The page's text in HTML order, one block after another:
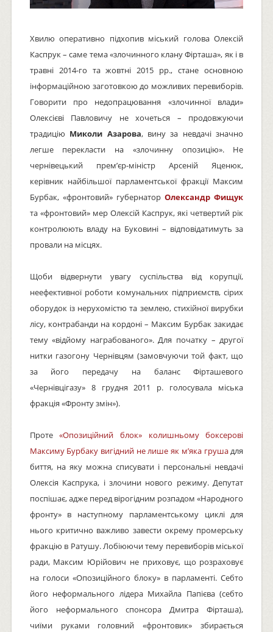
Хвилю оперативно підхопив міський голова Олексій
Каспрук – саме тема «злочинного клану Фірташа», як і в
травні 2014-го та жовтні 2015 рр., стане основною
інформаційною заготовкою до можливих перевиборів.
Говорити про недопрацювання «злочинної влади»
Олексієві Павловичу не хочеться – продовжуючи
традицію Миколи Азарова, вину за невдачі значно
легше перекласти на «злочинну опозицію». Не
чернівецький прем’єр-міністр Арсеній Яценюк,
керівник найбільшої парламентської фракції Максим
Бурбак, «фронтовий» губернаторОлександр Фищук
та «фронтовий» мер Олексій Каспрук, які четвертий рік
контролюють владу на Буковині – відповідатимуть за
провали на місцях.
Щоби відвернути увагу суспільства від корупції,
неефективної роботи комунальних підприємств, сірих
оборудок із нерухомістю та землею, стихійної вирубки
лісу, контрабанди на кордоні – Максим Бурбак закидає
тему «відйому награбованого». Для початку – другої
нитки газогону Чернівцям (замовчуючи той факт, що
за його передачу на баланс Фірташевого
«Чернівцігазу» 8 грудня 2011 р. голосувала міська
фракція «Фронту змін»).
Проте«Опозиційний блок» колишньому боксерові
Максиму Бурбаку вигідний не лише як м’яка грушадля
биття, на яку можна списувати і персональні невдачі
Олексія Каспрука, і злочини нового режиму. Депутат
поспішає, адже перед вірогідним розпадом «Народного
фронту» в наступному парламентському циклі для
нього критично важливо завести окрему промерську
фракцію в Ратушу. Лобіюючи тему перевиборів міської
ради, Максим Юрійович не приховує, що розраховує
на голоси «Опозиційного блоку» в парламенті. Себто
його неформального лідера Михайла Папієва (себто
його неформального спонсора Дмитра Фірташа),
чиїми руками головний «фронтовик» збирається